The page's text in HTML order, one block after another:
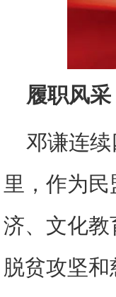
履职风采
邓谦连
里，作为
济、文化
脱贫攻坚